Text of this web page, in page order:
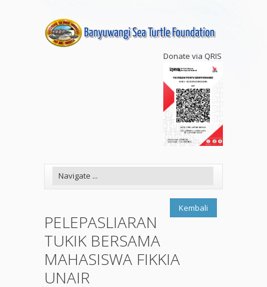
Donate via QRIS
Kembali
PELEPASLIARAN
TUKIK BERSAMA
MAHASISWA FIKKIA
UNAIR